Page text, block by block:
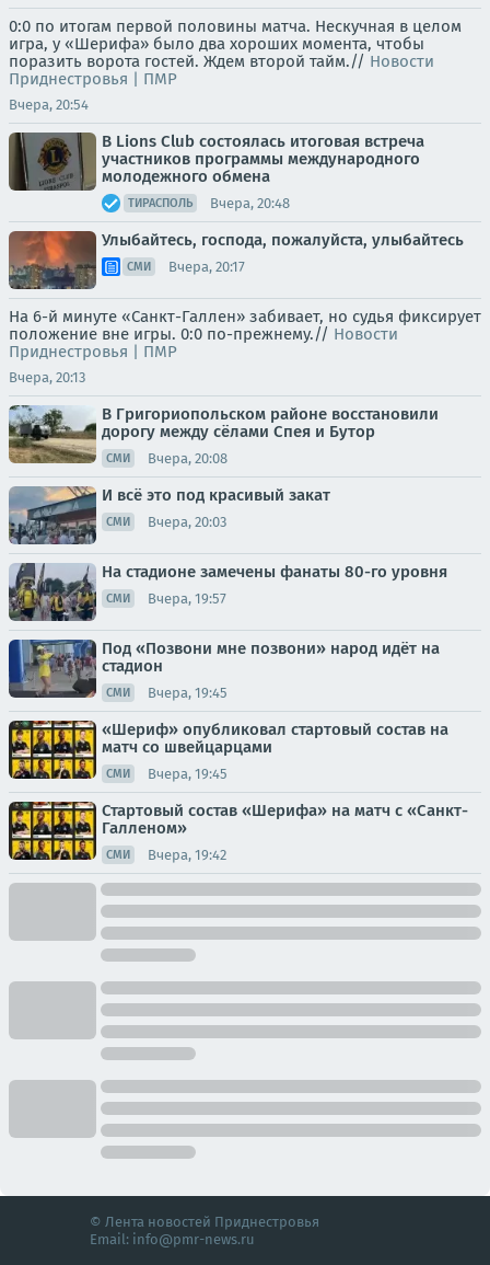
0:0 по итогам первой половины матча. Нескучная в целом
игра, у «Шерифа» было два хороших момента, чтобы
поразить ворота гостей. Ждем второй тайм.// Новости
Приднестровья | ПМР
Вчера, 20:54
В Lions Club состоялась итоговая встреча
участников программы международного
молодежного обмена
ТИРАСПОЛЬ Вчера, 20:48
Улыбайтесь, господа, пожалуйста, улыбайтесь
СМИ Вчера, 20:17
На 6-й минуте «Санкт-Галлен» забивает, но судья фиксирует
положение вне игры. 0:0 по-прежнему.// Новости
Приднестровья | ПМР
Вчера, 20:13
В Григориопольском районе восстановили
дорогу между сёлами Спея и Бутор
СМИ Вчера, 20:08
И всё это под красивый закат
СМИ Вчера, 20:03
На стадионе замечены фанаты 80-го уровня
СМИ Вчера, 19:57
Под «Позвони мне позвони» народ идёт на
стадион
СМИ Вчера, 19:45
«Шериф» опубликовал стартовый состав на
матч со швейцарцами
СМИ Вчера, 19:45
Стартовый состав «Шерифа» на матч с «Санкт-
Галленом»
СМИ Вчера, 19:42
© Лента новостей Приднестровья
Email: info@pmr-news.ru